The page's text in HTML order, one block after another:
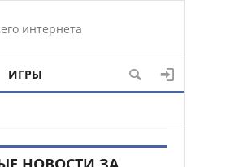
интернета
ИГРЫ